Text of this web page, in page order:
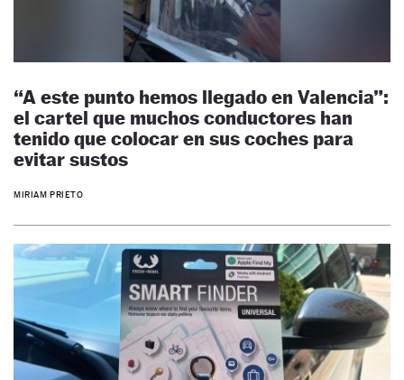
“A este punto hemos llegado en Valencia”:
el cartel que muchos conductores han
tenido que colocar en sus coches para
evitar sustos
MIRIAM PRIETO